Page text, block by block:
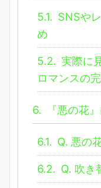
5.1. SNSや
め
5.2. 実際に
ロマンスの
6. 『悪の花
6.1. Q. 悪の
6.2. Q. 吹き